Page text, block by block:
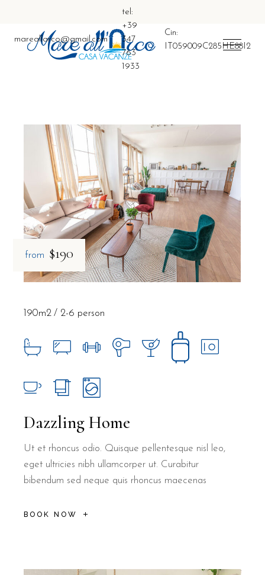
mareallarco@gmail.com
tel:
+39
347
763
1933
Cin:
IT059009C285HE88I2
from $190
Dazzling Home
Ut et rhoncus odio. Quisque pellentesque nisl leo,
eget ultricies nibh ullamcorper ut. Curabitur
bibendum sed neque quis rhoncus maecenas
BOOK NOW
190m2 2-6 person